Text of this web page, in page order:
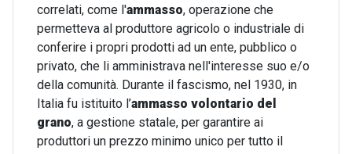
correlati, come l'ammasso, operazione che
permetteva al produttore agricolo o industriale di
conferire i propri prodotti ad un ente, pubblico o
privato, che li amministrava nell'interesse suo e/o
della comunità. Durante il fascismo, nel 1930, in
Italia fu istituito l’ammasso volontario del
grano, a gestione statale, per garantire ai
produttori un prezzo minimo unico per tutto il